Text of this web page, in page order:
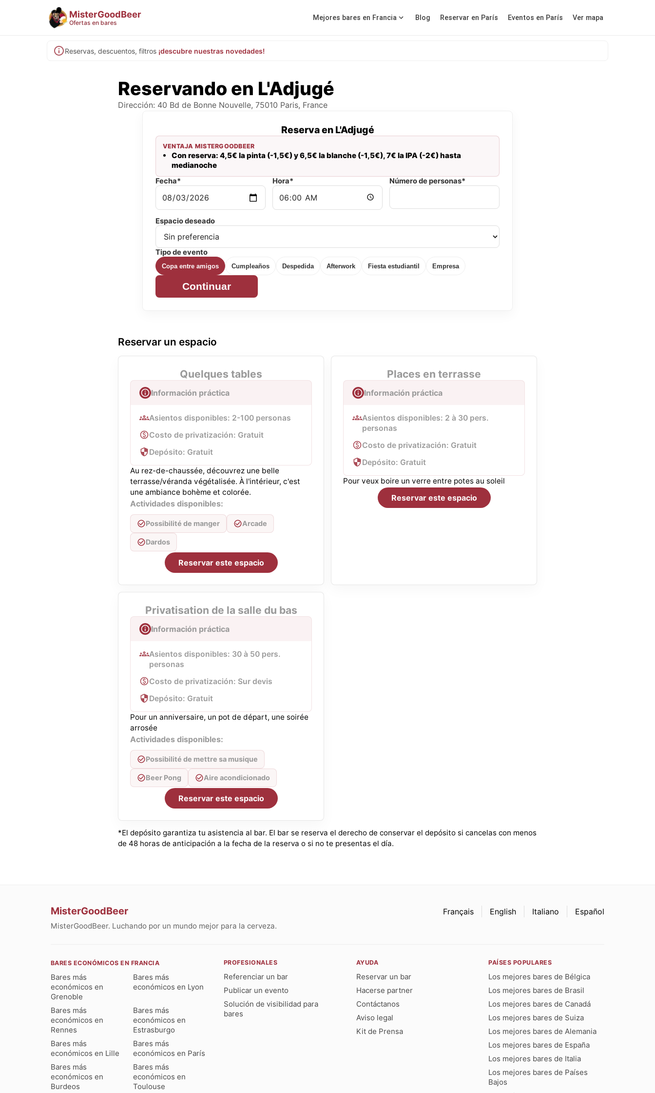
MisterGoodBeer
Ofertas en bares
Mejores bares en Francia Blog Reservar en París Eventos en París Ver mapa
Reservas, descuentos, filtros ¡descubre nuestras novedades!
Reservando en L'Adjugé
Dirección: 40 Bd de Bonne Nouvelle, 75010 Paris, France
Reserva en L'Adjugé
VENTAJA MISTERGOODBEER
Con reserva: 4,5€ la pinta (-1,5€) y 6,5€ la blanche (-1,5€), 7€ la IPA (-2€) hasta
medianoche
Fecha* Hora* Número de personas*
Espacio deseado
Tipo de evento
Copa entre amigos Cumpleaños Despedida Afterwork Fiesta estudiantil Empresa
Continuar
Reservar un espacio
Quelques tables
Información práctica
Asientos disponibles: 2-100 personas
Costo de privatización: Gratuit
Depósito: Gratuit
Au rez-de-chaussée, découvrez une belle
terrasse/véranda végétalisée. À l'intérieur, c'est
une ambiance bohème et colorée.
Actividades disponibles:
Possibilité de manger Arcade
Dardos
Reservar este espacio
Places en terrasse
Información práctica
Asientos disponibles: 2 à 30 pers.
personas
Costo de privatización: Gratuit
Depósito: Gratuit
Pour veux boire un verre entre potes au soleil
Reservar este espacio
Privatisation de la salle du bas
Información práctica
Asientos disponibles: 30 à 50 pers.
personas
Costo de privatización: Sur devis
Depósito: Gratuit
Pour un anniversaire, un pot de départ, une soirée
arrosée
Actividades disponibles:
Possibilité de mettre sa musique
Beer Pong Aire acondicionado
Reservar este espacio
*El depósito garantiza tu asistencia al bar. El bar se reserva el derecho de conservar el depósito si cancelas con menos
de 48 horas de anticipación a la fecha de la reserva o si no te presentas el día.
MisterGoodBeer
MisterGoodBeer. Luchando por un mundo mejor para la cerveza.
Français English Italiano Español
BARES ECONÓMICOS EN FRANCIA
Bares más
económicos en
Grenoble
Bares más
económicos en Lyon
Bares más
económicos en
Rennes
Bares más
económicos en
Estrasburgo
Bares más
económicos en Lille
Bares más
económicos en París
Bares más
económicos en
Burdeos
Bares más
económicos en
Toulouse
PROFESIONALES
Referenciar un bar
Publicar un evento
Solución de visibilidad para
bares
AYUDA
Reservar un bar
Hacerse partner
Contáctanos
Aviso legal
Kit de Prensa
PAÍSES POPULARES
Los mejores bares de Bélgica
Los mejores bares de Brasil
Los mejores bares de Canadá
Los mejores bares de Suiza
Los mejores bares de Alemania
Los mejores bares de España
Los mejores bares de Italia
Los mejores bares de Países
Bajos